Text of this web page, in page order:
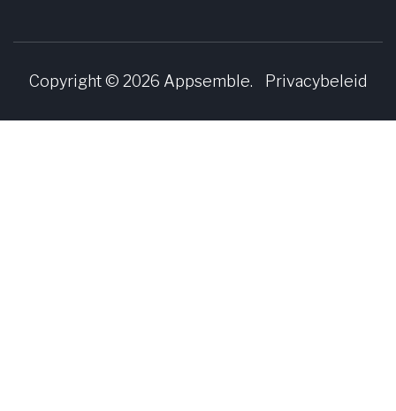
Copyright © 2026 Appsemble. Privacybeleid